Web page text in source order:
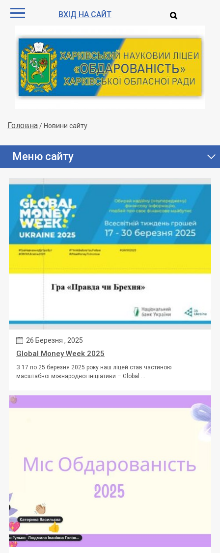
ВХІД НА САЙТ
Головна/ Новини сайту
Меню сайту
26 Березня , 2025
Global Money Week 2025
З 17 по 25 березня 2025 року наш ліцей став частиною
масштабної міжнародної ініціативи – Global ...